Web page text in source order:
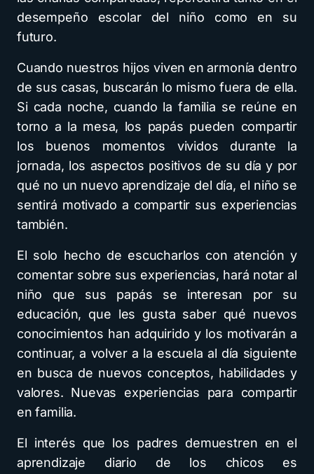
desempeño escolar del niño como en su
futuro.
Cuando nuestros hijos viven en armonía dentro
de sus casas, buscarán lo mismo fuera de ella.
Si cada noche, cuando la familia se reúne en
torno a la mesa, los papás pueden compartir
los buenos momentos vividos durante la
jornada, los aspectos positivos de su día y por
qué no un nuevo aprendizaje del día, el niño se
sentirá motivado a compartir sus experiencias
también.
El solo hecho de escucharlos con atención y
comentar sobre sus experiencias, hará notar al
niño que sus papás se interesan por su
educación, que les gusta saber qué nuevos
conocimientos han adquirido y los motivarán a
continuar, a volver a la escuela al día siguiente
en busca de nuevos conceptos, habilidades y
valores. Nuevas experiencias para compartir
en familia.
El interés que los padres demuestren en el
aprendizaje diario de los chicos es